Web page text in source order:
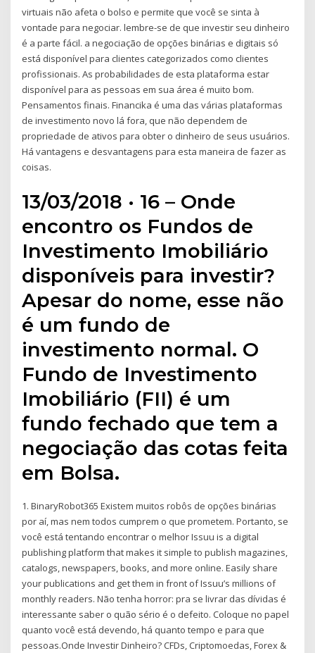
virtuais não afeta o bolso e permite que você se sinta à
vontade para negociar. lembre-se de que investir seu dinheiro
é a parte fácil. a negociação de opções binárias e digitais só
está disponível para clientes categorizados como clientes
profissionais. As probabilidades de esta plataforma estar
disponível para as pessoas em sua área é muito bom.
Pensamentos finais. Financika é uma das várias plataformas
de investimento novo lá fora, que não dependem de
propriedade de ativos para obter o dinheiro de seus usuários.
Há vantagens e desvantagens para esta maneira de fazer as
coisas.
13/03/2018 · 16 – Onde
encontro os Fundos de
Investimento Imobiliário
disponíveis para investir?
Apesar do nome, esse não
é um fundo de
investimento normal. O
Fundo de Investimento
Imobiliário (FII) é um
fundo fechado que tem a
negociação das cotas feita
em Bolsa.
1. BinaryRobot365 Existem muitos robôs de opções binárias
por aí, mas nem todos cumprem o que prometem. Portanto, se
você está tentando encontrar o melhor Issuu is a digital
publishing platform that makes it simple to publish magazines,
catalogs, newspapers, books, and more online. Easily share
your publications and get them in front of Issuu’s millions of
monthly readers. Não tenha horror: pra se livrar das dívidas é
interessante saber o quão sério é o defeito. Coloque no papel
quanto você está devendo, há quanto tempo e para que
pessoas.Onde Investir Dinheiro? CFDs, Criptomoedas, Forex &